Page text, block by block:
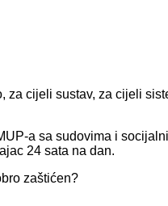
za cijeli sustav, za cijeli
a sa sudovima i
24 sata na dan.
zaštićen?